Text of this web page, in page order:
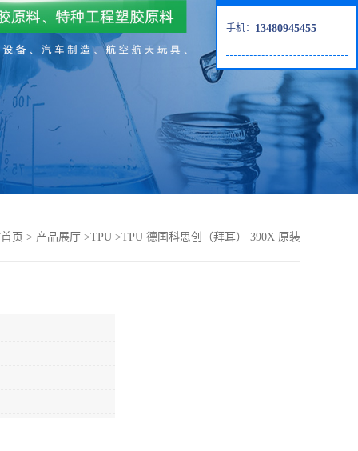
页 > 产品展厅 >TPU >TPU 德国科思创（拜耳） 390X 原装
手机： 13480945455